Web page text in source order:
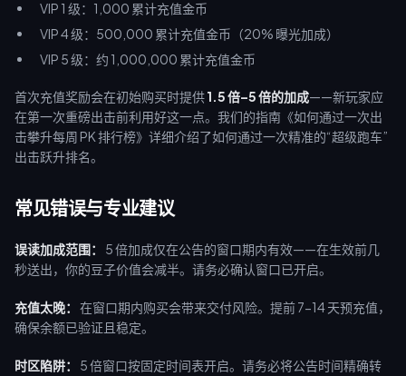
VIP 1 级：1,000 累计充值金币
VIP 4 级：500,000 累计充值金币（20% 曝光加成）
VIP 5 级：约 1,000,000 累计充值金币
首次充值奖励会在初始购买时提供1.5 倍–5 倍的加成——新玩家应
在第一次重磅出击前利用好这一点。我们的指南《如何通过一次出
击攀升每周 PK 排行榜》详细介绍了如何通过一次精准的“超级跑车”
出击跃升排名。
常见错误与专业建议
误读加成范围：
5 倍加成仅在公告的窗口期内有效——在生效前几
秒送出，你的豆子价值会减半。请务必确认窗口已开启。
充值太晚：
在窗口期内购买会带来交付风险。提前 7-14 天预充值，
确保余额已验证且稳定。
时区陷阱：
5 倍窗口按固定时间表开启。请务必将公告时间精确转